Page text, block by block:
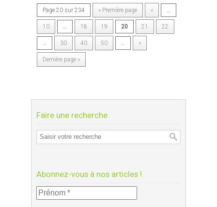
Page 20 sur 234 « Première page « …
10 … 18 19 20 21 22
… 30 40 50 … »
Dernière page »
Faire une recherche
Abonnez-vous à nos articles !